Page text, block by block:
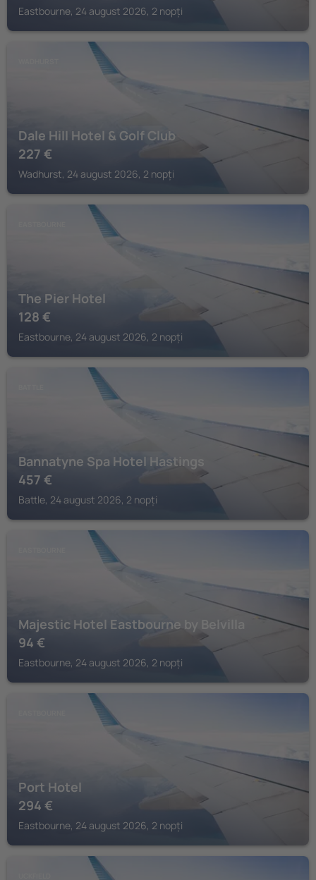
Eastbourne, 24 august 2026, 2 nopți
Dale Hill Hotel & Golf Club
227 €
Wadhurst, 24 august 2026, 2 nopți
The Pier Hotel
128 €
Eastbourne, 24 august 2026, 2 nopți
Bannatyne Spa Hotel Hastings
457 €
Battle, 24 august 2026, 2 nopți
Majestic Hotel Eastbourne by Belvilla
94 €
Eastbourne, 24 august 2026, 2 nopți
Port Hotel
294 €
Eastbourne, 24 august 2026, 2 nopți